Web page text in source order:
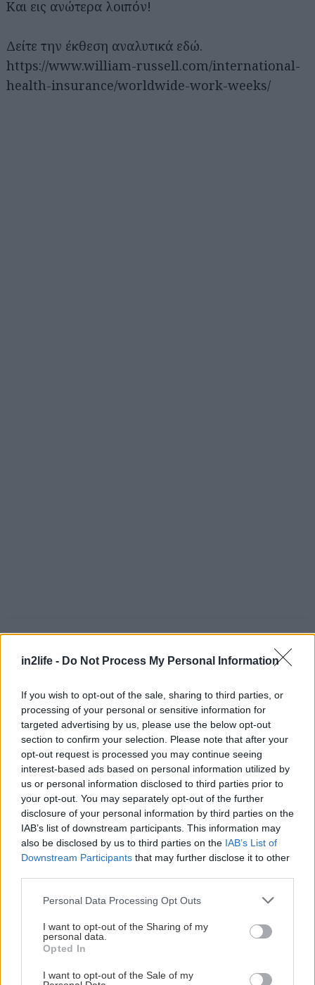
in2life - Do Not Process My Personal Information
If you wish to opt-out of the sale, sharing to third parties, or
processing of your personal or sensitive information for
targeted advertising by us, please use the below opt-out
section to confirm your selection. Please note that after your
opt-out request is processed you may continue seeing
interest-based ads based on personal information utilized by
us or personal information disclosed to third parties prior to
your opt-out. You may separately opt-out of the further
disclosure of your personal information by third parties on the
IAB’s list of downstream participants. This information may
also be disclosed by us to third parties on the IAB’s List of
Downstream Participants that may further disclose it to other
Please note that this website/app uses one or more Google
not limited to your visit or usage behaviour. You may click to
grant or deny consent to Google and its third-party tags to
use your data for below specified purposes in below Google
consent section.
Personal Data Processing Opt Outs
I want to opt-out of the Sharing of my
personal data.
Opted In
I want to opt-out of the Sale of my
Και εις ανώτερα λοιπόν!
Δείτε την έκθεση αναλυτικά εδώ.
https://www.william-russell.com/international-
health-insurance/worldwide-work-weeks/
Διαβάστε επίσης
Μείνε Αύγουστο στην Αθήνα κι άσε τους
Αναζήτηση